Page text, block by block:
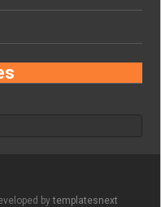
bytemplatesnext